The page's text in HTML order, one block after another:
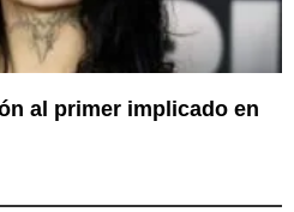
al primer implicado en